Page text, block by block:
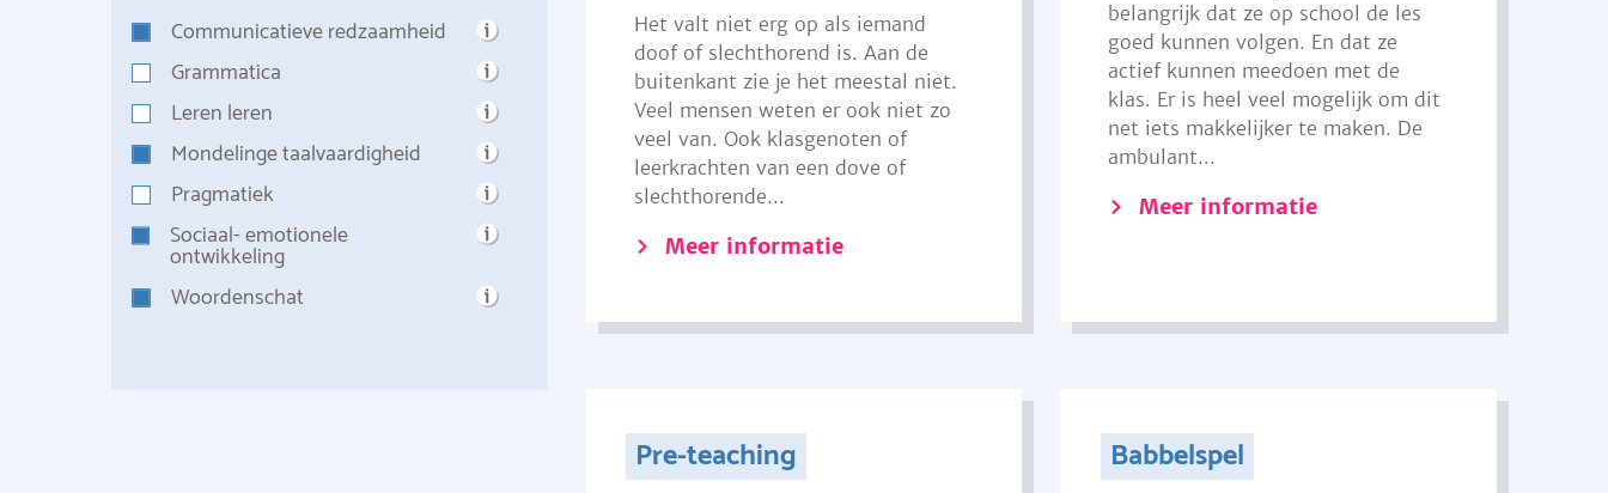
Communicatieve redzaamheid
Grammatica
Leren leren
Mondelinge taalvaardigheid
Pragmatiek
Sociaal- emotionele
ontwikkeling
Woordenschat
Het valt niet erg op als iemand
doof of slechthorend is. Aan de
buitenkant zie je het meestal niet.
Veel mensen weten er ook niet zo
veel van. Ook klasgenoten of
leerkrachten van een dove of
slechthorende...
Meer informatie
belangrijk dat ze op school de les
goed kunnen volgen. En dat ze
actief kunnen meedoen met de
klas. Er is heel veel mogelijk om dit
net iets makkelijker te maken. De
ambulant...
Meer informatie
Pre-teaching Babbelspel